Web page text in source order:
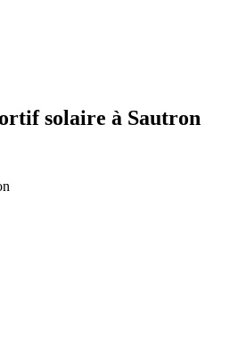
solaire à Sautron